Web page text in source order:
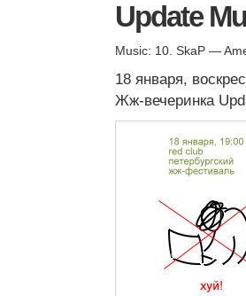
Update
Music: 10. SkaP —
18 января,
Жж-вечеринка